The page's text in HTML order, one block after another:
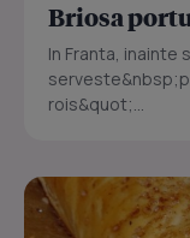
Briosa
In Franta, inainte
rois&quot;...